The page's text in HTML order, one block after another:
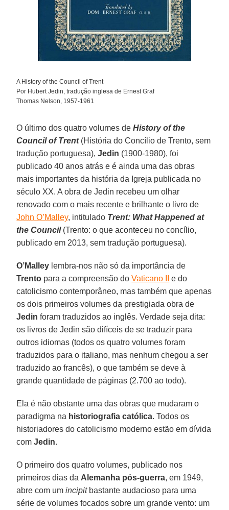
A History of the Council of Trent
Por Hubert Jedin, tradução inglesa de Ernest Graf
Thomas Nelson, 1957-1961
O último dos quatro volumes de History of the
Council of Trent(História do Concílio de Trento, sem
tradução portuguesa),Jedin (1900-1980), foi
publicado 40 anos atrás e é ainda uma das obras
mais importantes da história da Igreja publicada no
século XX. A obra de Jedin recebeu um olhar
renovado com o mais recente e brilhante o livro de
John O’Malley, intitulado Trent: What Happened at
the Council(Trento: o que aconteceu no concílio,
publicado em 2013, sem tradução portuguesa).
O’Malley lembra-nos não só da importância de
Trento para a compreensão doVaticano II
e do
catolicismo contemporâneo, mas também que apenas
os dois primeiros volumes da prestigiada obra de
Jedin foram traduzidos ao inglês. Verdade seja dita:
os livros de Jedin são difíceis de se traduzir para
outros idiomas (todos os quatro volumes foram
traduzidos para o italiano, mas nenhum chegou a ser
traduzido ao francês), o que também se deve à
grande quantidade de páginas (2.700 ao todo).
Ela é não obstante uma das obras que mudaram o
paradigma na historiografia católica. Todos os
historiadores do catolicismo moderno estão em dívida
comJedin.
O primeiro dos quatro volumes, publicado nos
primeiros dias da Alemanha pós-guerra, em 1949,
abre com umincipitbastante audacioso para uma
série de volumes focados sobre um grande vento: um